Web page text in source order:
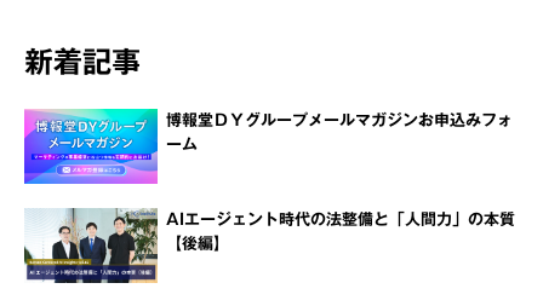
新着記事
博報堂ＤＹグループメールマガジンお申込みフォ
ーム
AIエージェント時代の法整備と「人間力」の本質
【後編】